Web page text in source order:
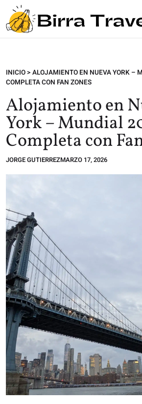
INICIO > ALOJAMIENTO EN NUEVA YORK –
COMPLETA CON FAN ZONES
Alojamiento en
York – Mundial
Completa con
JORGE GUTIERREZMARZO 17, 2026